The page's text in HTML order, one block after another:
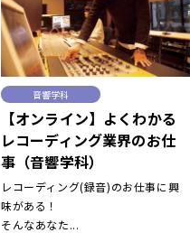
音響学科
【オンライン】よくわかる
レコーディング業界のお仕
事（音響学科）
レコーディング(録音)のお仕事に興
味がある！
そんなあなた...